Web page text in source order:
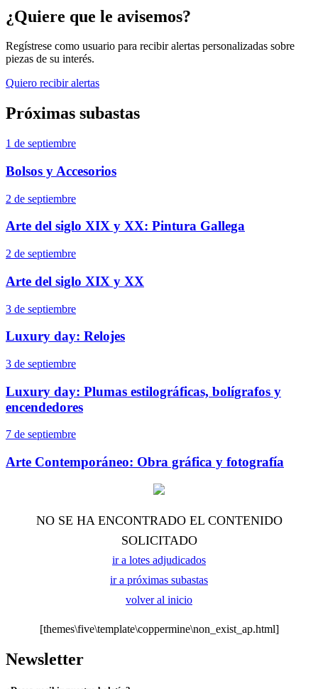
¿Quiere que le avisemos?
Regístrese como usuario para recibir alertas personalizadas sobre
piezas de su interés.
Quiero recibir alertas
Próximas subastas
1 de septiembre
Bolsos y Accesorios
2 de septiembre
Arte del siglo XIX y XX: Pintura Gallega
2 de septiembre
Arte del siglo XIX y XX
3 de septiembre
Luxury day: Relojes
3 de septiembre
Luxury day: Plumas estilográficas, bolígrafos y
encendedores
7 de septiembre
Arte Contemporáneo: Obra gráfica y fotografía
NO SE HA ENCONTRADO EL CONTENIDO
SOLICITADO
ir a lotes adjudicados
ir a próximas subastas
volver al inicio
[themes\five\template\coppermine\non_exist_ap.html]
Newsletter